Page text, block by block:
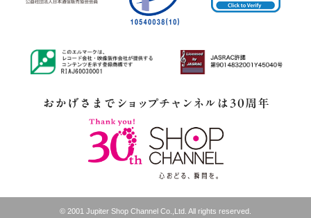
© 2001 Jupiter Shop Channel Co.,Ltd. All rights reserved.